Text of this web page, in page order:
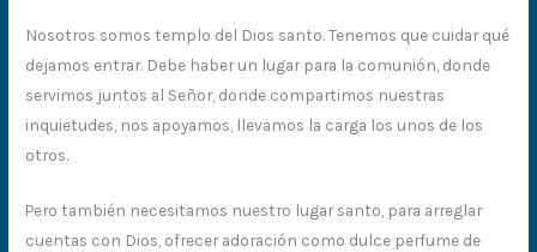
Nosotros somos templo del Dios santo. Tenemos que cuidar qué
dejamos entrar. Debe haber un lugar para la comunión, donde
servimos juntos al Señor, donde compartimos nuestras
inquietudes, nos apoyamos, llevamos la carga los unos de los
otros.
Pero también necesitamos nuestro lugar santo, para arreglar
cuentas con Dios, ofrecer adoración como dulce perfume de